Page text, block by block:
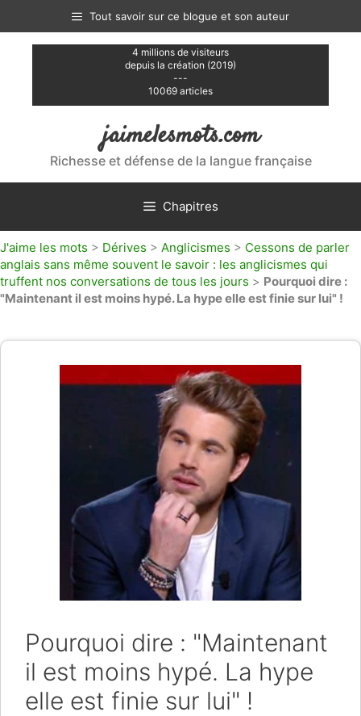
contenu
Tout savoir sur ce blogue et son auteur
4 millions de visiteurs
depuis la création (2019)
---
10069 articles
jaimelesmots.com
Richesse et défense de la langue française
Chapitres
J'aime les mots > Dérives > Anglicismes > Cessons de parler
anglais sans même souvent le savoir : les anglicismes qui
truffent nos conversations de tous les jours > Pourquoi dire :
"Maintenant il est moins hypé. La hype elle est finie sur lui" !
Pourquoi dire : "Maintenant
il est moins hypé. La hype
elle est finie sur lui" !